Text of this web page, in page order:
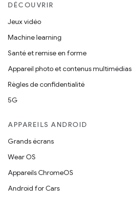
DÉCOUVRIR
Jeux vidéo
Machine learning
Santé et remise en forme
Appareil photo et contenus multimédias
Règles de confidentialité
5G
APPAREILS ANDROID
Grands écrans
Wear OS
Appareils ChromeOS
Android for Cars